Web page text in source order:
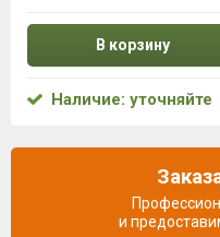
В корзину
Наличие: уточняйте
и